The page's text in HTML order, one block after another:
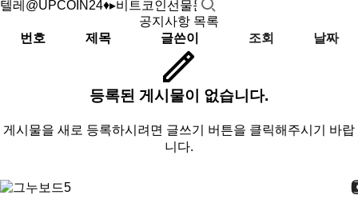
공지사항 목록
번호
제목 글쓴이 조회 날짜
등록된 게시물이 없습니다.
게시물을 새로 등록하시려면 글쓰기 버튼을 클릭해주시기 바랍
니다.